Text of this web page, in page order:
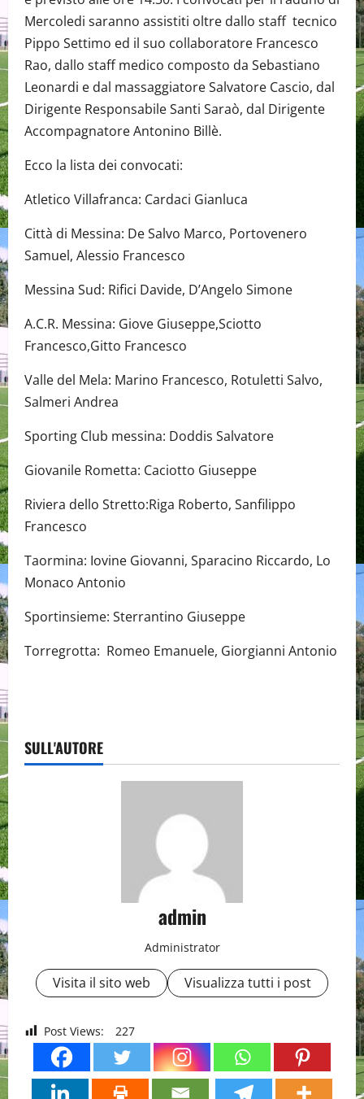
Mercoledi saranno assistiti oltre dallo staff tecnico
Pippo Settimo ed il suo collaboratore Francesco
Rao, dallo staff medico composto da Sebastiano
Leonardi e dal massaggiatore Salvatore Cascio, dal
Dirigente Responsabile Santi Saraò, dal Dirigente
Accompagnatore Antonino Billè.
Ecco la lista dei convocati:
Atletico Villafranca: Cardaci Gianluca
Città di Messina: De Salvo Marco, Portovenero
Samuel, Alessio Francesco
Messina Sud: Rifici Davide, D’Angelo Simone
A.C.R. Messina: Giove Giuseppe,Sciotto
Francesco,Gitto Francesco
Valle del Mela: Marino Francesco, Rotuletti Salvo,
Salmeri Andrea
Sporting Club messina: Doddis Salvatore
Giovanile Rometta: Caciotto Giuseppe
Riviera dello Stretto:Riga Roberto, Sanfilippo
Francesco
Taormina: Iovine Giovanni, Sparacino Riccardo, Lo
Monaco Antonio
Sportinsieme: Sterrantino Giuseppe
Torregrotta: Romeo Emanuele, Giorgianni Antonio
SULL'AUTORE
admin
Administrator
Visita il sito web Visualizza tutti i post
Post Views: 227